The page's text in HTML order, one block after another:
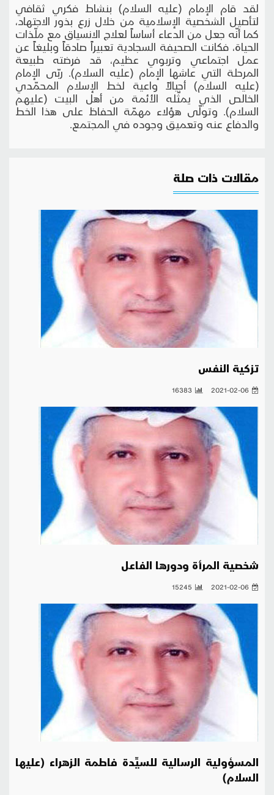
لقد قام الإمام (عليه السلام) بنشاط فكري ثقافي
لتأصيل الشخصية الإسلامية من خلال زرع بذور الاجتهاد،
كما أنّه جعل من الدعاء أساساً لعلاج الانسياق مع ملّذات
الحياة، فكانت الصحيفة السجادية تعبيراً صادقاً وبليغاً عن
عمل اجتماعي وتربوي عظيم، قد فرضته طبيعة
المرحلة التي عاشها الإمام (عليه السلام). ربّى الإمام
(عليه السلام) أجيالاً واعية لخط الإسلام المحمّدي
الخالص الذي يمثّله الأئمة من أهل البيت (عليهم
السلام). وتولّى هؤلاء مهمّة الحفاظ على هذا الخط
والدفاع عنه وتعميق وجوده في المجتمع.
مقالات ذات صلة
تزكية النفس
2021-02-06
16383
شخصية المرأة ودورها الفاعل
2021-02-06
15245
المسؤولية الرسالية للسيِّدة فاطمة الزهراء (عليها
السلام)